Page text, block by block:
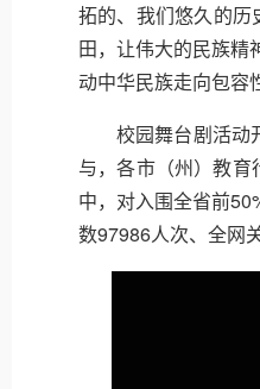
拓的、我们悠久的
田，让伟大的民族精
动中华民族走向包容
校园舞台剧活动
与，各市（州）教
中，对入围全省前
数97986人次、全网